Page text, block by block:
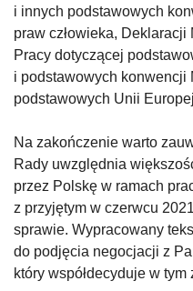
i innych podstawowych
praw człowieka,
Pracy dotyczącej
i podstawowych konwencji
podstawowych Unii
Na zakończenie warto
Rady uwzględnia
przez Polskę w ramach
z przyjętym w czerwcu
sprawie. Wypracowany
do podjęcia negocjacji z
który współdecyduje w tym